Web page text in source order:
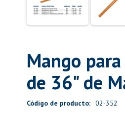
Mango
de 36" de
Código de producto: 02-352